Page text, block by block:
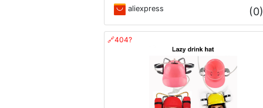
aliexpress
🔗404?